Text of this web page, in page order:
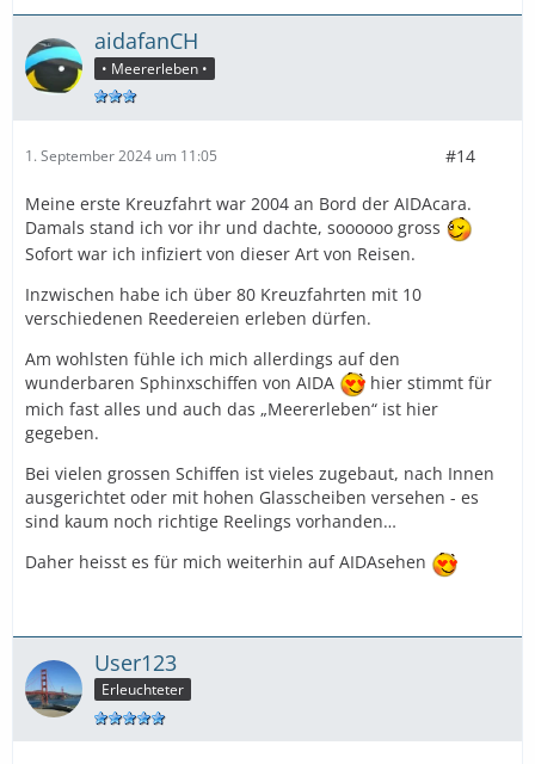
aidafanCH
• Meererleben •
1. September 2024 um 11:05 #14
Meine erste Kreuzfahrt war 2004 an Bord der AIDAcara.
Damals stand ich vor ihr und dachte, soooooo gross
Sofort war ich infiziert von dieser Art von Reisen.
Inzwischen habe ich über 80 Kreuzfahrten mit 10
verschiedenen Reedereien erleben dürfen.
Am wohlsten fühle ich mich allerdings auf den
wunderbaren Sphinxschiffen von AIDA
hier stimmt für
mich fast alles und auch das „Meererleben“ ist hier
gegeben.
Bei vielen grossen Schiffen ist vieles zugebaut, nach Innen
ausgerichtet oder mit hohen Glasscheiben versehen - es
sind kaum noch richtige Reelings vorhanden…
Daher heisst es für mich weiterhin auf AIDAsehen
User123
Erleuchteter